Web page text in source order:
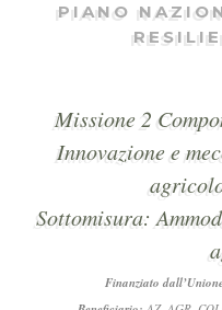
PIANO
Missione 2
Innovazione e
Sottomisura:
Finanziato